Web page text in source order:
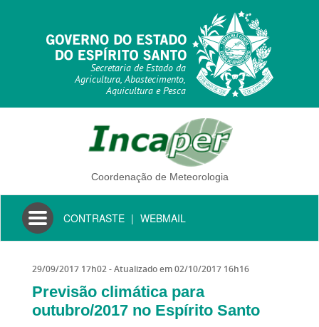
Secretaria de Estado da
Agricultura, Abastecimento,
Aquicultura e Pesca
Coordenação de Meteorologia
Toggle
navigation
CONTRASTE | WEBMAIL
29/09/2017 17h02- Atualizado em02/10/2017 16h16
Previsão climática para
outubro/2017 no Espírito Santo